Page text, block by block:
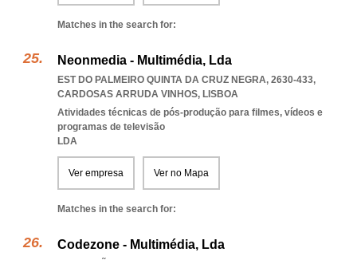
Matches in the search for:
Neonmedia - Multimédia, Lda
EST DO PALMEIRO QUINTA DA CRUZ NEGRA, 2630-433,
CARDOSAS ARRUDA VINHOS, LISBOA
Atividades técnicas de pós-produção para filmes, vídeos e
programas de televisão
LDA
Ver empresa Ver no Mapa
Matches in the search for:
Codezone - Multimédia, Lda